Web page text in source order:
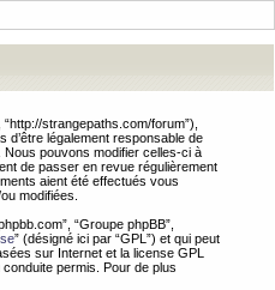
strangepaths.com/forum”),
d’être légalement responsable de
pouvons modifier celles-ci à
de passer en revue régulièrement
aient été effectués vous
modifiées.
“Groupe phpBB”,
” (désigné ici par “GPL”) et qui peut
sur Internet et la license GPL
permis. Pour de plus